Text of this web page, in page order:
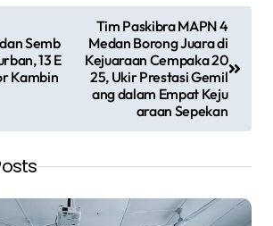
Semb
13 E
Kambin
Tim Paskibra MAPN 4
Medan Borong Juara di
Kejuaraan Cempaka 20
25, Ukir Prestasi Gemil
ang dalam Empat Keju
araan Sepekan